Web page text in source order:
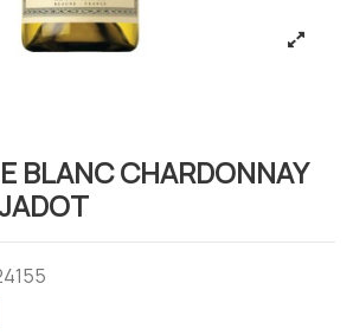
BLANC CHARDONNAY